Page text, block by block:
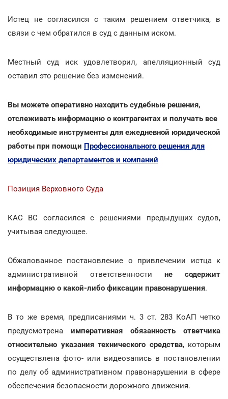
Истец не согласился с таким решением ответчика, в
связи с чем обратился в суд с данным иском.
Местный суд иск удовлетворил, апелляционный суд
оставил это решение без изменений.
Вы можете оперативно находить судебные решения,
отслеживать информацию о контрагентах и получать все
необходимые инструменты для ежедневной юридической
работы при помощи Профессионального решения для
юридических департаментов и компаний
Позиция Верховного Суда
КАС ВС согласился с решениями предыдущих судов,
учитывая следующее.
Обжалованное постановление о привлечении истца к
административной ответственности не содержит
информацию о какой-либо фиксации правонарушения.
В то же время, предписаниями ч. 3 ст. 283 КоАП четко
предусмотрена императивная обязанность ответчика
относительно указания технического средства, которым
осуществлена фото- или видеозапись в постановлении
по делу об административном правонарушении в сфере
обеспечения безопасности дорожного движения.